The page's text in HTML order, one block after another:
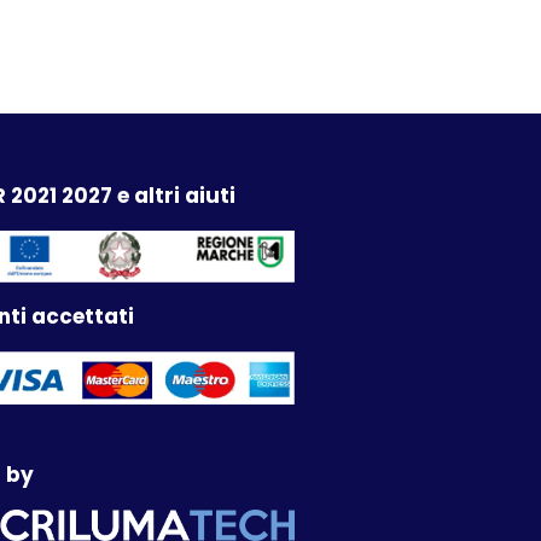
2021 2027 e altri aiuti
accettati
by